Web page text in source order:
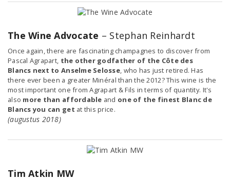
The Wine Advocate – Stephan Reinhardt
Once again, there are fascinating champagnes to discover from
Pascal Agrapart, the other godfather of the Côte des
Blancs next to Anselme Selosse, who has just retired. Has
there ever been a greater Minéral than the 2012? This wine is the
most important one from Agrapart & Fils in terms of quantity. It's
also more than affordable and one of the finest Blanc de
Blancs you can get at this price.
(augustus 2018)
Tim Atkin MW